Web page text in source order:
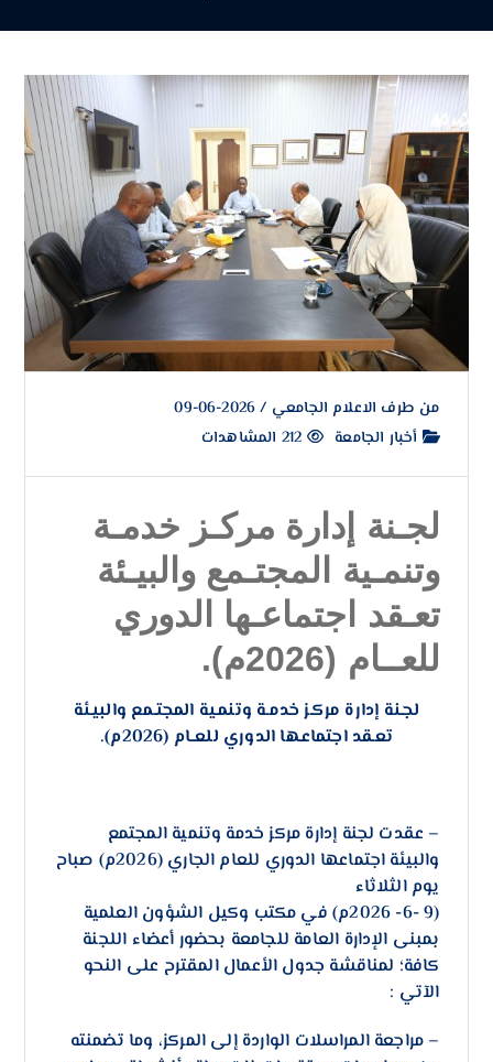
من طرف الاعلام الجامعي /
2026-06-09
أخبار الجامعة
لجـنة إدارة مركـز خدمـة
وتنمـية المجتـمع والبيـئة
تعـقد اجتماعـها الدوري
للعــام (2026م).
لجـنة إدارة مركـز خدمـة وتنمـية المجتـمع والبيـئة
تعـقد اجتماعـها الدوري للعــام (2026م).
– عقدت لجنة إدارة مركز خدمة وتنمية المجتمع
والبيئة اجتماعها الدوري للعام الجاري (2026م) صباح
يوم الثلاثاء
(9 -6- 2026م) في مكتب وكيل الشؤون العلمية
بمبنى الإدارة العامة للجامعة بحضور أعضاء اللجنة
كافة؛ لمناقشة جدول الأعمال المقترح على النحو
الآتي :
– مراجعة المراسلات الواردة إلى المركز، وما تضمنته